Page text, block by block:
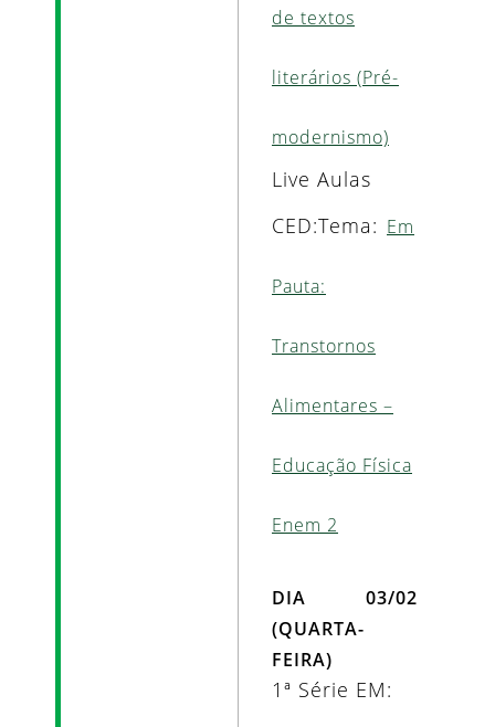
de textos
literários (Pré-
modernismo)
Live Aulas
CED:Tema: Em
Pauta:
Transtornos
Alimentares –
Educação Física
Enem 2
DIA 03/02
(QUARTA-
FEIRA)
1ª Série EM: